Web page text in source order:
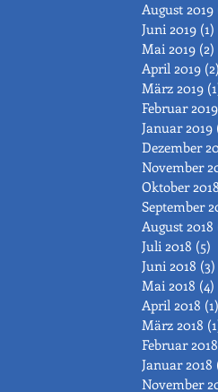
August 2019
Juni 2019 (1)
Mai 2019 (2)
April 2019 (2)
März 2019
Februar 2019
Januar 2019
Dezember
November
Oktober 2018
September
August 2018
Juli 2018 (5)
Juni 2018 (3)
Mai 2018 (4)
April 2018 (1)
März 2018
Februar 2018
Januar 2018
November